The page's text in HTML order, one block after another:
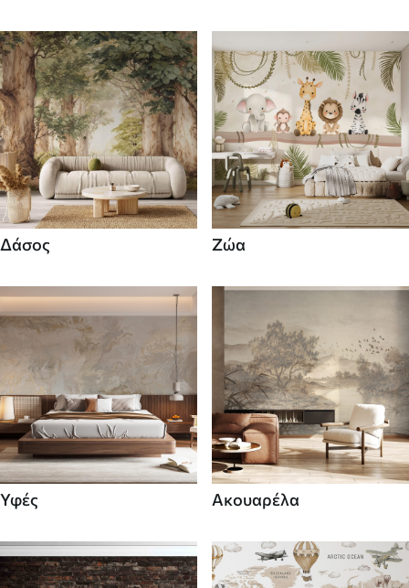
Δάσος Ζώα
Υφές Ακουαρέλα